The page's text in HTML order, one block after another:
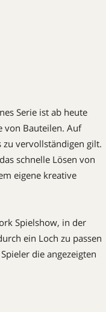
Serie ist ab heute
von Bauteilen. Auf
vervollständigen gilt.
schnelle Lösen von
eigene kreative
Spielshow, in der
ein Loch zu passen
die angezeigten